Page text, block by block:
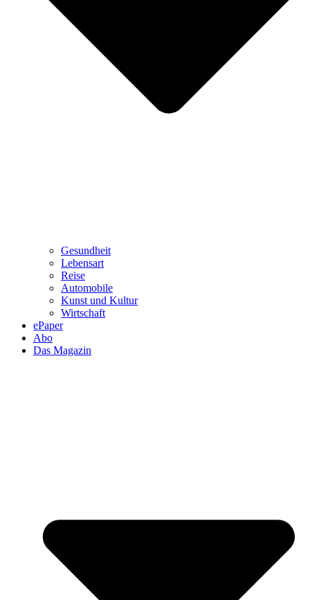
Gesundheit
Lebensart
Reise
Automobile
Kunst und Kultur
Wirtschaft
ePaper
Abo
Das Magazin